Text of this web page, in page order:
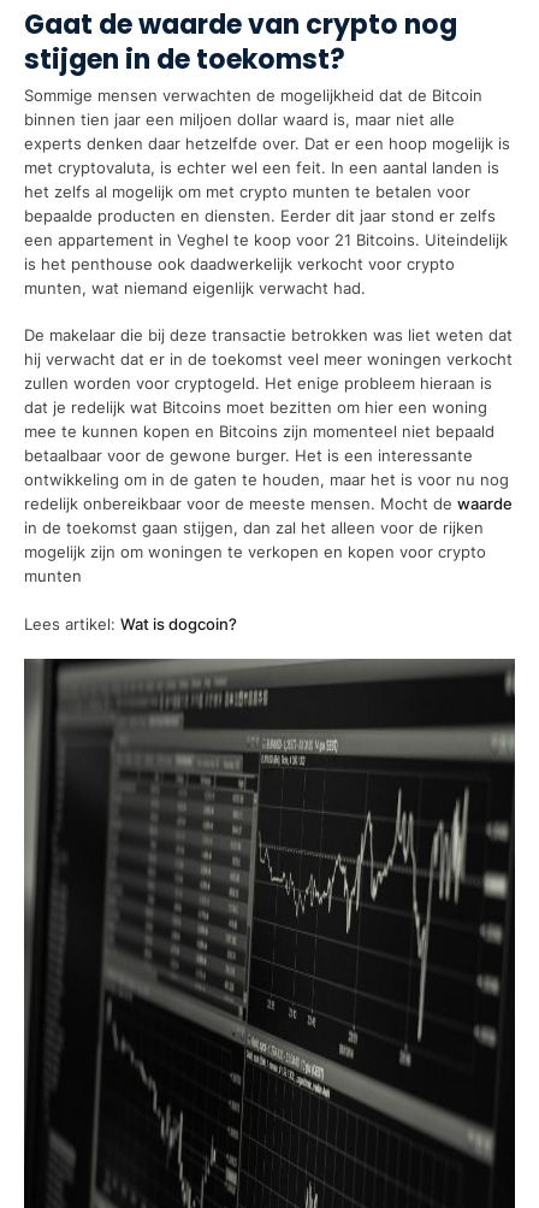
Gaat de waarde van crypto nog
stijgen in de toekomst?
Sommige mensen verwachten de mogelijkheid dat de Bitcoin
binnen tien jaar een miljoen dollar waard is, maar niet alle
experts denken daar hetzelfde over. Dat er een hoop mogelijk is
met cryptovaluta, is echter wel een feit. In een aantal landen is
het zelfs al mogelijk om met crypto munten te betalen voor
bepaalde producten en diensten. Eerder dit jaar stond er zelfs
een appartement in Veghel te koop voor 21 Bitcoins. Uiteindelijk
is het penthouse ook daadwerkelijk verkocht voor crypto
munten, wat niemand eigenlijk verwacht had.
De makelaar die bij deze transactie betrokken was liet weten dat
hij verwacht dat er in de toekomst veel meer woningen verkocht
zullen worden voor cryptogeld. Het enige probleem hieraan is
dat je redelijk wat Bitcoins moet bezitten om hier een woning
mee te kunnen kopen en Bitcoins zijn momenteel niet bepaald
betaalbaar voor de gewone burger. Het is een interessante
ontwikkeling om in de gaten te houden, maar het is voor nu nog
redelijk onbereikbaar voor de meeste mensen. Mocht de waarde
in de toekomst gaan stijgen, dan zal het alleen voor de rijken
mogelijk zijn om woningen te verkopen en kopen voor crypto
munten
Lees artikel: Wat is dogcoin?